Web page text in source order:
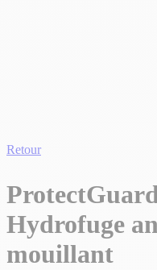
Retour
Hydrofuge
mouillant